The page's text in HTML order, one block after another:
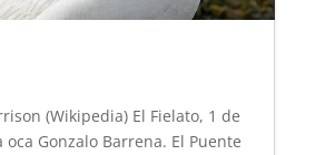
(Wikipedia) El Fielato, 1 de
oca Gonzalo Barrena. El Puente